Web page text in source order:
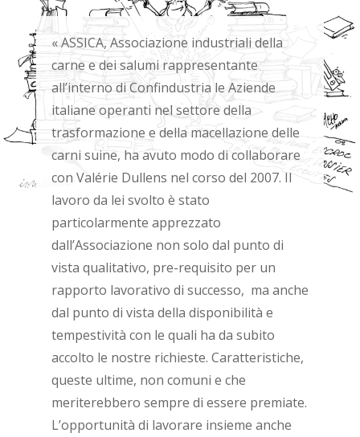
« ASSICA, Associazione industriali della
carne e dei salumi rappresentante
all’interno di Confindustria le Aziende
italiane operanti nel settore della
trasformazione e della macellazione delle
carni suine, ha avuto modo di collaborare
con Valérie Dullens nel corso del 2007. Il
lavoro da lei svolto è stato
particolarmente apprezzato
dall’Associazione non solo dal punto di
vista qualitativo, pre-requisito per un
rapporto lavorativo di successo, ma anche
dal punto di vista della disponibilità e
tempestività con le quali ha da subito
accolto le nostre richieste. Caratteristiche,
queste ultime, non comuni e che
meriterebbero sempre di essere premiate.
L’opportunità di lavorare insieme anche